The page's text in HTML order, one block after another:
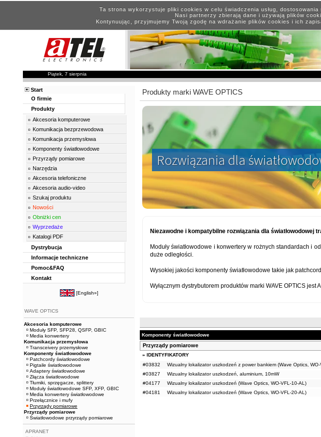
Ta strona wykorzystuje pliki cookies w celu świadczenia usług,
Nasi partnerzy zbierają dane i używają plików
Kontynuując, przyjmujemy Twoją zgodę na wdrażanie plików cookies i ich
Piątek, 7 sierpnia
Produkty marki WAVE OPTICS
Rozwiązania dla
Niezawodne i kompatybilne rozwiązania dla światłowodowej
Moduły światłowodowe i konwertery w rożnych standardach i
duże odległości.
Wysokiej jakości komponenty światłowodowe takie jak
Wyłącznym dystrybutorem produktów marki WAVE OPTICS jest
Komponenty światłowodowe
Przyrządy pomiarowe
» IDENTYFIKATORY
#03832
Wizualny lokalizator uszkodzeń z power bankiem (Wave Optics,
#03827
Wizualny lokalizator uszkodzeń, aluminium, 10mW
#04177
Wizualny lokalizator uszkodzeń (Wave Optics, WO-VFL-10-AL)
#04181 Wizualny lokalizator uszkodzeń (Wave Optics, WO-VFL-20-AL)
Start
O firmie
Produkty
Akcesoria komputerowe
Komunikacja bezprzewodowa
Komunikacja przemysłowa
Komponenty światłowodowe
Przyrządy pomiarowe
Narzędzia
Akcesoria telefoniczne
Akcesoria audio-video
Szukaj produktu
Nowości
Obniżki cen
Wyprzedaże
Katalogi PDF
Dystrybucja
Informacje techniczne
Pomoc&FAQ
Kontakt
[English»]
WAVE OPTICS
Akcesoria komputerowe
Moduły SFP, SFP28, QSFP, GBIC
Media konwertery
Komunikacja przemysłowa
Transceivery przemysłowe
Komponenty światłowodowe
Patchcordy światłowodowe
Pigtaile światłowodowe
Adaptery światłowodowe
Złącza światłowodowe
Tłumiki, sprzęgacze, splittery
Moduły światłowodowe SFP, XFP, GBIC
Media konwertery światłowodowe
Przełącznice i mufy
Przyrządy pomiarowe
Przyrządy pomiarowe
Światłowodowe przyrządy pomiarowe
APRANET